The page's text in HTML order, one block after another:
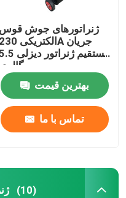
ژنراتورهای جوش قوس
الکتریکی 230A جریان
مستقیم ژنراتور
گالری
بهترین قیمت
تماس با ما
(10)